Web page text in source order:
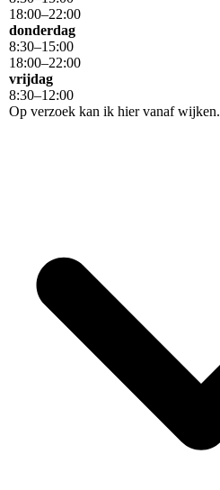
18:00–22:00
donderdag
8:30–15:00
18:00–22:00
vrijdag
8:30–12:00
Op verzoek kan ik hier vanaf wijken.